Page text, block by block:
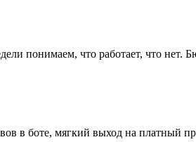
понимаем, что работает, что нет.
в боте, мягкий выход на платный